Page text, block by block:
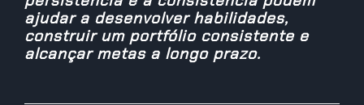
ajudar a desenvolver habilidades,
construir um portfólio consistente e
alcançar metas a longo prazo.